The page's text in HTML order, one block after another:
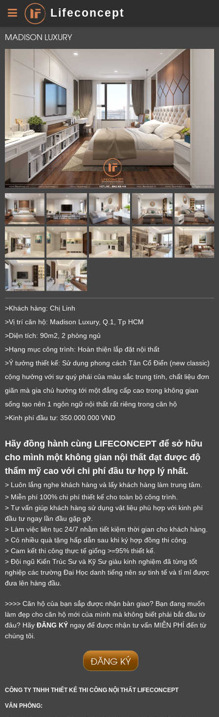
Lifeconcept
MADISON LUXURY
>Khách hàng: Chị Linh
>Vị trí căn hộ: Madison Luxury, Q.1, Tp HCM
>Diện tích: 90m2, 2 phòng ngủ
>Hạng mục công trình: Hoàn thiện lắp đặt nội thất
>Ý tưởng thiết kế: Sử dụng phong cách Tân Cổ Điển (new classic)
cộng hưởng với sự quý phái của màu sắc trung tính, chất liệu đơn
giãn mà gia chủ hướng tới một đẳng cấp cao trong không gian
sống tạo nên 1 ngôn ngữ nội thất rất riêng trong căn hộ
>Kinh phí đầu tư: 350.000.000 VND
Hãy đồng hành cùng LIFECONCEPT để sở hữu
cho mình một không gian nội thất đạt được độ
thẩm mỹ cao với chi phí đầu tư hợp lý nhất.
> Luôn lắng nghe khách hàng và lấy khách hàng làm trung tâm.
> Miễn phí 100% chi phí thiết kế cho toàn bộ công trình.
> Tư vấn giúp khách hàng sử dụng vật liệu phù hợp với kinh phí
đầu tư ngay lần đầu gặp gỡ.
> Làm việc liên tục 24/7 nhằm tiết kiệm thời gian cho khách hàng.
> Có nhiều quà tặng hấp dẫn sau khi ký hợp đồng thi công.
> Cam kết thi công thực tế giống >=95% thiết kế.
> Đội ngũ Kiến Trúc Sư và Kỹ Sư giàu kinh nghiệm đã từng tốt
nghiệp các trường Đại Học danh tiếng nên sự tinh tế và tỉ mỉ được
đưa lên hàng đầu.
>>>> Căn hộ của bạn sắp được nhận bàn giao? Bạn đang muốn
làm đẹp cho căn hộ mới của mình mà không biết phải bắt đầu từ
đâu? Hãy ĐĂNG KÝ ngay để được nhận tư vấn MIỄN PHÍ đến từ
chúng tôi.
ĐĂNG KÝ
CÔNG TY TNHH THIẾT KẾ THI CÔNG NỘI THẤT LIFECONCEPT
VĂN PHÒNG:
LỜI CẢM ƠN
LIFECONCEPT
Cảm ơn quý khách đã để lại thông tin.
Chúng tôi sẽ liên hệ lại trong thời gian sớm nhất